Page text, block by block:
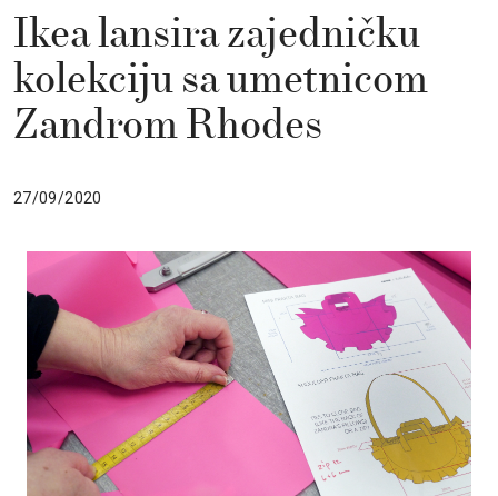
Ikea lansira zajedničku
kolekciju sa umetnicom
Zandrom Rhodes
27/09/2020